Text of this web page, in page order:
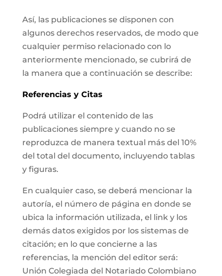
Así, las publicaciones se disponen con
algunos derechos reservados, de modo que
cualquier permiso relacionado con lo
anteriormente mencionado, se cubrirá de
la manera que a continuación se describe:
Referencias y Citas
Podrá utilizar el contenido de las
publicaciones siempre y cuando no se
reproduzca de manera textual más del 10%
del total del documento, incluyendo tablas
y figuras.
En cualquier caso, se deberá mencionar la
autoría, el número de página en donde se
ubica la información utilizada, el link y los
demás datos exigidos por los sistemas de
citación; en lo que concierne a las
referencias, la mención del editor será:
Unión Colegiada del Notariado Colombiano